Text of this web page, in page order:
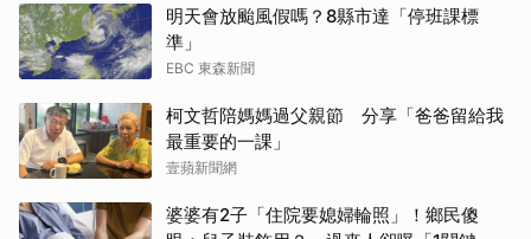
明天會放颱風假嗎？8縣市達「停班課標
準」
EBC 東森新聞
柯文哲陪媽媽過父親節 分享「爸爸留給我
最重要的一課」
壹蘋新聞網
婆婆有2子「住院要媳婦輪照」！鄉民傻